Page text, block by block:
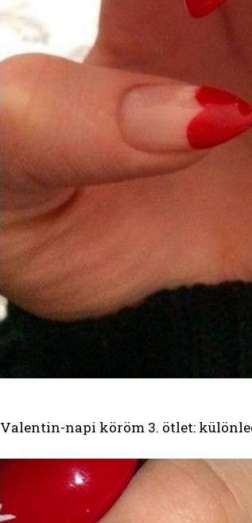
Valentin-napi köröm 3. ötlet: